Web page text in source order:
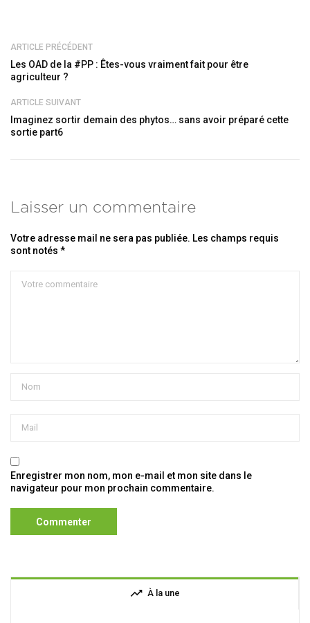
ARTICLE PRÉCÉDENT
Les OAD de la #PP : Êtes-vous vraiment fait pour être
agriculteur ?
ARTICLE SUIVANT
Imaginez sortir demain des phytos… sans avoir préparé cette
sortie part6
Laisser un commentaire
Votre adresse mail ne sera pas publiée. Les champs requis
sont notés *
Enregistrer mon nom, mon e-mail et mon site dans le
navigateur pour mon prochain commentaire.
trending_up À la une